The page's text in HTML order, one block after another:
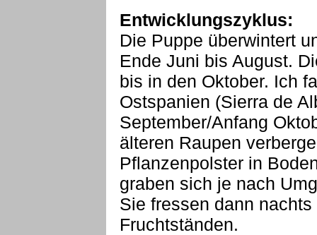
Entwicklungszyklus:
Die Puppe überwintert
Ende Juni bis August.
bis in den Oktober. Ich
Ostspanien (Sierra de
September/Anfang
älteren Raupen
Pflanzenpolster in
graben sich je nach
Sie fressen dann
Fruchtständen.